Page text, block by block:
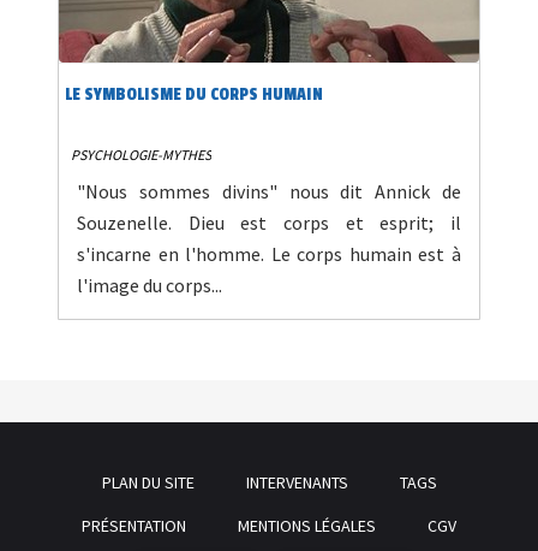
LE SYMBOLISME DU CORPS HUMAIN
PSYCHOLOGIE-MYTHES
"Nous sommes divins" nous dit Annick de
Souzenelle. Dieu est corps et esprit; il
s'incarne en l'homme. Le corps humain est à
l'image du corps...
PLAN DU SITE INTERVENANTS
TAGS
PRÉSENTATION
MENTIONS LÉGALES CGV